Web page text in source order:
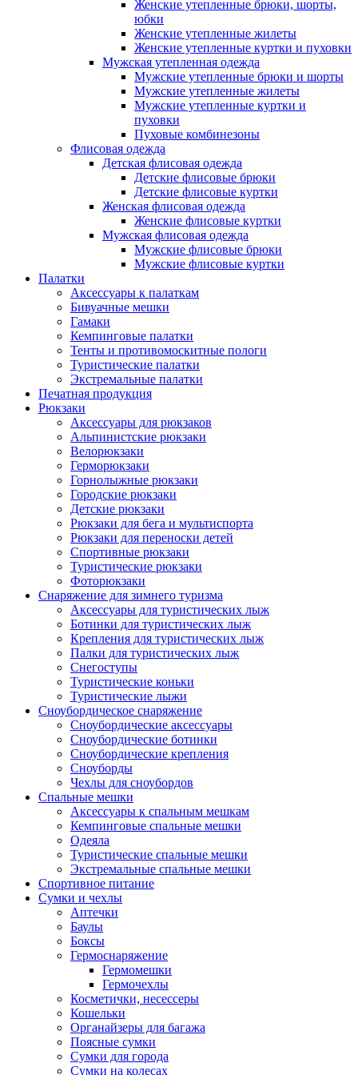
Женские утепленные брюки, шорты,
юбки
Женские утепленные жилеты
Женские утепленные куртки и пуховки
Мужская утепленная одежда
Мужские утепленные брюки и шорты
Мужские утепленные жилеты
Мужские утепленные куртки и
пуховки
Пуховые комбинезоны
Флисовая одежда
Детская флисовая одежда
Детские флисовые брюки
Детские флисовые куртки
Женская флисовая одежда
Женские флисовые куртки
Мужская флисовая одежда
Мужские флисовые брюки
Мужские флисовые куртки
Палатки
Аксессуары к палаткам
Бивуачные мешки
Гамаки
Кемпинговые палатки
Тенты и противомоскитные пологи
Туристические палатки
Экстремальные палатки
Печатная продукция
Рюкзаки
Аксессуары для рюкзаков
Альпинистские рюкзаки
Велорюкзаки
Герморюкзаки
Горнолыжные рюкзаки
Городские рюкзаки
Детские рюкзаки
Рюкзаки для бега и мультиспорта
Рюкзаки для переноски детей
Спортивные рюкзаки
Туристические рюкзаки
Фоторюкзаки
Снаряжение для зимнего туризма
Аксессуары для туристических лыж
Ботинки для туристических лыж
Крепления для туристических лыж
Палки для туристических лыж
Снегоступы
Туристические коньки
Туристические лыжи
Сноубордическое снаряжение
Сноубордические аксессуары
Сноубордические ботинки
Сноубордические крепления
Сноуборды
Чехлы для сноубордов
Спальные мешки
Аксессуары к спальным мешкам
Кемпинговые спальные мешки
Одеяла
Туристические спальные мешки
Экстремальные спальные мешки
Спортивное питание
Сумки и чехлы
Аптечки
Баулы
Боксы
Гермоснаряжение
Гермомешки
Гермочехлы
Косметички, несессеры
Кошельки
Органайзеры для багажа
Поясные сумки
Сумки для города
Сумки на колесах